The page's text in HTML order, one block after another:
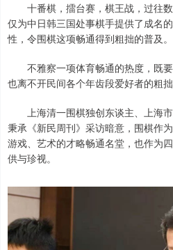
十番棋，擂台赛，棋王战，过往数
仅为中日韩三国处事棋手提供了成名
性，令围棋这项畅通得到粗拙的普及。
不雅察一项体育畅通的热度，既要
也离不开民间各个年齿段爱好者的粗拙
上海清一围棋独创东谈主、上海市
秉承《新民周刊》采访暗意，围棋作
游戏、艺术的才略畅通名堂，也作为
供与珍视。